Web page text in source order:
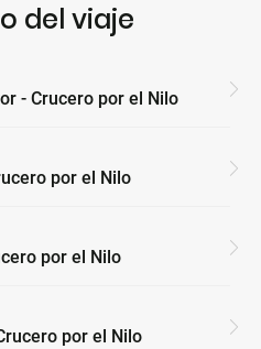
del viaje
- Crucero por el Nilo
por el Nilo
por el Nilo
por el Nilo